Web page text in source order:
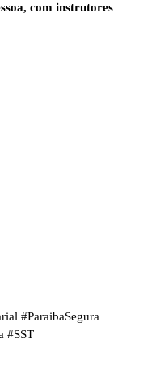
com instrutores
#ParaibaSegura
#SST